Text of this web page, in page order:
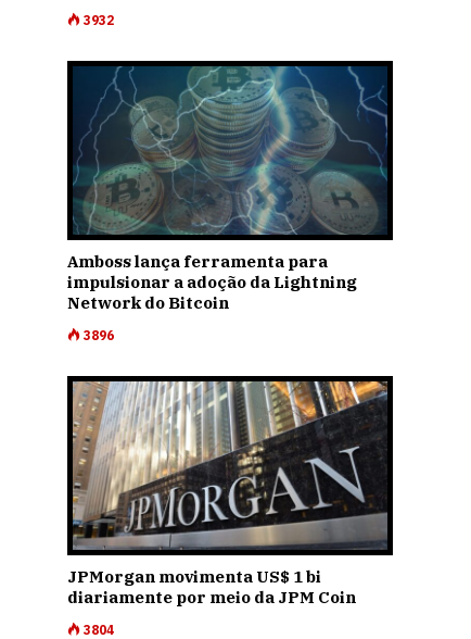
3932
Amboss lança ferramenta para
impulsionar a adoção da Lightning
Network do Bitcoin
3896
JPMorgan movimenta US$ 1 bi
diariamente por meio da JPM Coin
3804